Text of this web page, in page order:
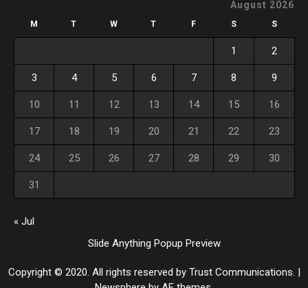
August 2026
M T W T F S S
1 2
3 4 5 6 7 8 9
10 11 12 13 14 15 16
17 18 19 20 21 22 23
24 25 26 27 28 29 30
31
« Jul
Slide Anything Popup Preview
Copyright © 2020. All rights reserved by Trust Communications. |